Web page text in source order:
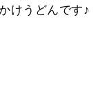
けうどんです♪